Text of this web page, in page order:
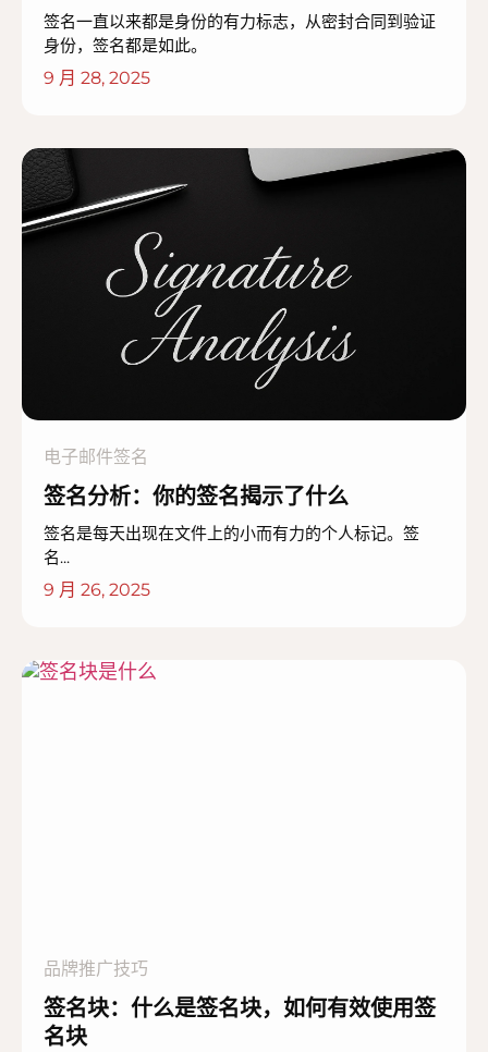
签名一直以来都是身份的有力标志，从密封合同到验证
身份，签名都是如此。
9 月 28, 2025
电子邮件签名
签名分析：你的签名揭示了什么
签名是每天出现在文件上的小而有力的个人标记。签
名...
9 月 26, 2025
品牌推广技巧
签名块：什么是签名块，如何有效使用签
名块